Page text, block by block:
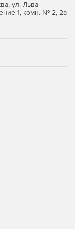
WSDL 1.1 и
WSDL
в
и
ул. Льва
1, комн. № 2, 2а